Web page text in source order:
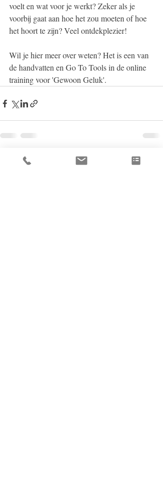
voelt en wat voor je werkt? Zeker als je
voorbij gaat aan hoe het zou moeten of hoe
het hoort te zijn? Veel ontdekplezier!
Wil je hier meer over weten? Het is een van
de handvatten en Go To Tools in de online
training voor 'Gewoon Geluk'.
Recent Posts